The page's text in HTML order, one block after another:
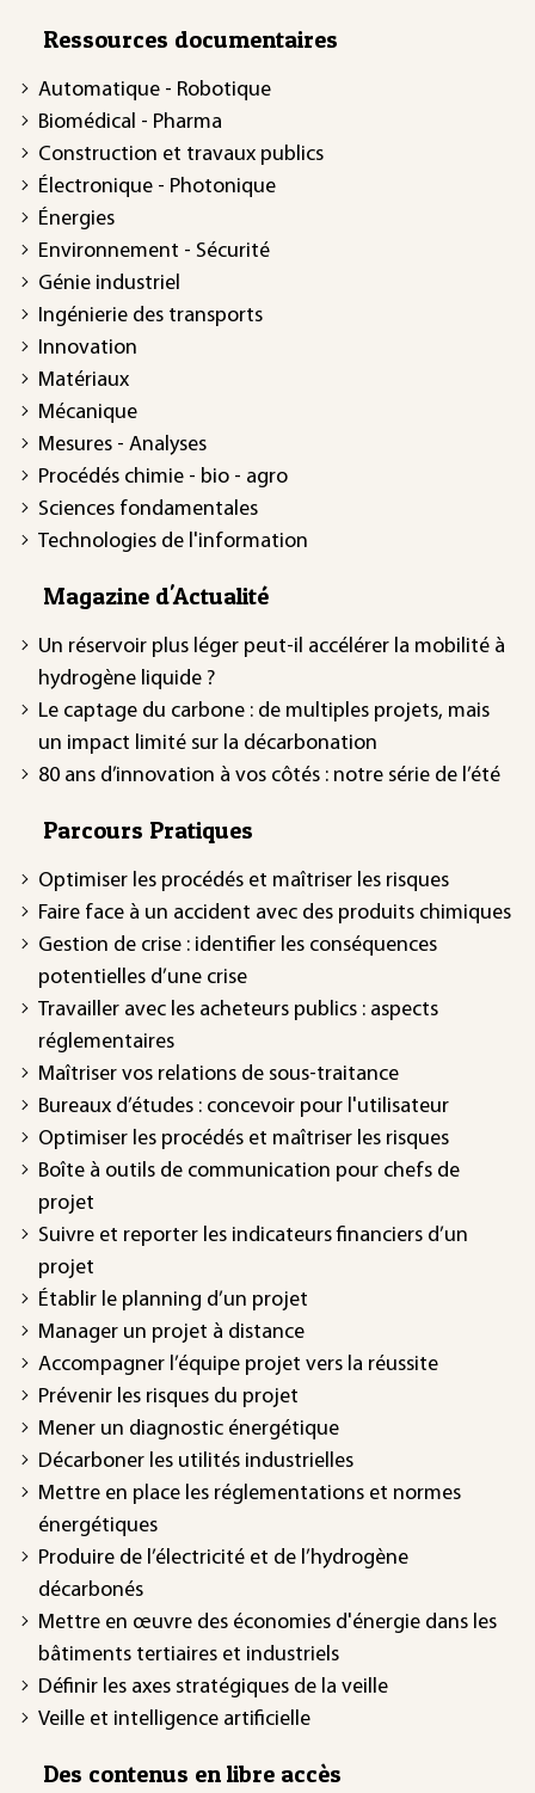
Ressources documentaires
Automatique - Robotique
Biomédical - Pharma
Construction et travaux publics
Électronique - Photonique
Énergies
Environnement - Sécurité
Génie industriel
Ingénierie des transports
Innovation
Matériaux
Mécanique
Mesures - Analyses
Procédés chimie - bio - agro
Sciences fondamentales
Technologies de l'information
Magazine d'Actualité
Un réservoir plus léger peut-il accélérer la mobilité à
hydrogène liquide ?
Le captage du carbone : de multiples projets, mais
un impact limité sur la décarbonation
80 ans d’innovation à vos côtés : notre série de l’été
Parcours Pratiques
Optimiser les procédés et maîtriser les risques
Faire face à un accident avec des produits chimiques
Gestion de crise : identifier les conséquences
potentielles d’une crise
Travailler avec les acheteurs publics : aspects
réglementaires
Maîtriser vos relations de sous-traitance
Bureaux d’études : concevoir pour l'utilisateur
Optimiser les procédés et maîtriser les risques
Boîte à outils de communication pour chefs de
projet
Suivre et reporter les indicateurs financiers d’un
projet
Établir le planning d’un projet
Manager un projet à distance
Accompagner l’équipe projet vers la réussite
Prévenir les risques du projet
Mener un diagnostic énergétique
Décarboner les utilités industrielles
Mettre en place les réglementations et normes
énergétiques
Produire de l’électricité et de l’hydrogène
décarbonés
Mettre en œuvre des économies d'énergie dans les
bâtiments tertiaires et industriels
Définir les axes stratégiques de la veille
Veille et intelligence artificielle
Des contenus en libre accès